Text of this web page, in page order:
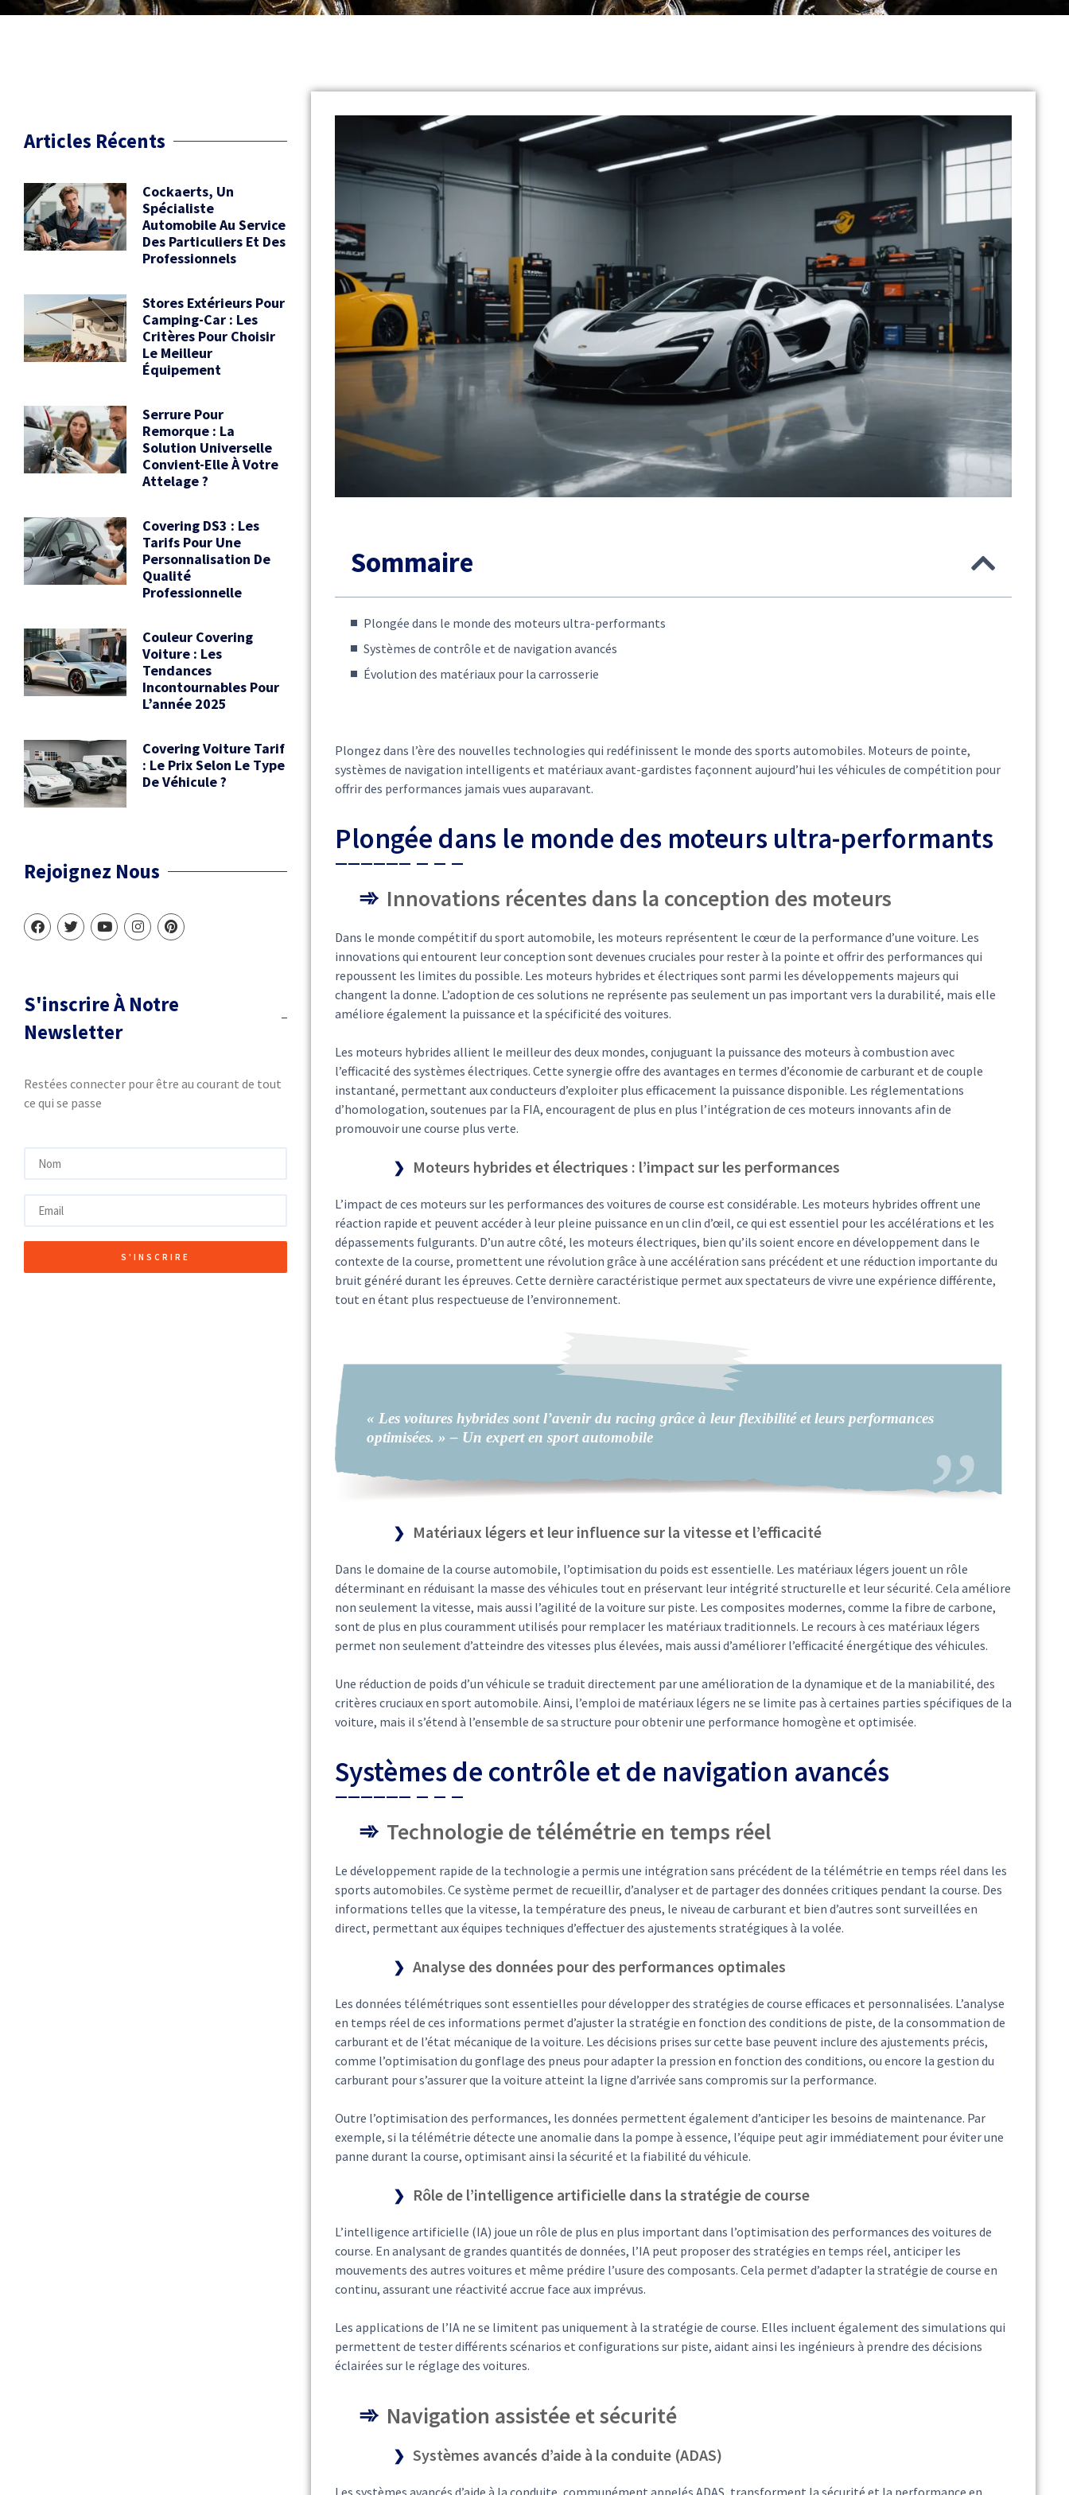
Articles Récents
Cockaerts, Un
Spécialiste
Automobile Au Service
Des Particuliers Et Des
Professionnels
Stores Extérieurs Pour
Camping-Car : Les
Critères Pour Choisir
Le Meilleur
Équipement
Serrure Pour
Remorque : La
Solution Universelle
Convient-Elle À Votre
Attelage ?
Covering DS3 : Les
Tarifs Pour Une
Personnalisation De
Qualité
Professionnelle
Couleur Covering
Voiture : Les
Tendances
Incontournables Pour
L’année 2025
Covering Voiture Tarif
: Le Prix Selon Le Type
De Véhicule ?
Rejoignez Nous
S'inscrire À Notre
Newsletter
Restées connecter pour être au courant de tout
ce qui se passe
S'INSCRIRE
Sommaire
Plongée dans le monde des moteurs ultra-performants
Systèmes de contrôle et de navigation avancés
Évolution des matériaux pour la carrosserie
Plongez dans l’ère des nouvelles technologies qui redéfinissent le monde des sports automobiles. Moteurs de pointe,
systèmes de navigation intelligents et matériaux avant-gardistes façonnent aujourd’hui les véhicules de compétition pour
offrir des performances jamais vues auparavant.
Plongée dans le monde des moteurs ultra-performants
Innovations récentes dans la conception des moteurs
Dans le monde compétitif du sport automobile, les moteurs représentent le cœur de la performance d’une voiture. Les
innovations qui entourent leur conception sont devenues cruciales pour rester à la pointe et offrir des performances qui
repoussent les limites du possible. Les moteurs hybrides et électriques sont parmi les développements majeurs qui
changent la donne. L’adoption de ces solutions ne représente pas seulement un pas important vers la durabilité, mais elle
améliore également la puissance et la spécificité des voitures.
Les moteurs hybrides allient le meilleur des deux mondes, conjuguant la puissance des moteurs à combustion avec
l’efficacité des systèmes électriques. Cette synergie offre des avantages en termes d’économie de carburant et de couple
instantané, permettant aux conducteurs d’exploiter plus efficacement la puissance disponible. Les réglementations
d’homologation, soutenues par la FIA, encouragent de plus en plus l’intégration de ces moteurs innovants afin de
promouvoir une course plus verte.
Moteurs hybrides et électriques : l’impact sur les performances
L’impact de ces moteurs sur les performances des voitures de course est considérable. Les moteurs hybrides offrent une
réaction rapide et peuvent accéder à leur pleine puissance en un clin d’œil, ce qui est essentiel pour les accélérations et les
dépassements fulgurants. D’un autre côté, les moteurs électriques, bien qu’ils soient encore en développement dans le
contexte de la course, promettent une révolution grâce à une accélération sans précédent et une réduction importante du
bruit généré durant les épreuves. Cette dernière caractéristique permet aux spectateurs de vivre une expérience différente,
tout en étant plus respectueuse de l’environnement.
« Les voitures hybrides sont l’avenir du racing grâce à leur flexibilité et leurs performances
optimisées. » – Un expert en sport automobile
Matériaux légers et leur influence sur la vitesse et l’efficacité
Dans le domaine de la course automobile, l’optimisation du poids est essentielle. Les matériaux légers jouent un rôle
déterminant en réduisant la masse des véhicules tout en préservant leur intégrité structurelle et leur sécurité. Cela améliore
non seulement la vitesse, mais aussi l’agilité de la voiture sur piste. Les composites modernes, comme la fibre de carbone,
sont de plus en plus couramment utilisés pour remplacer les matériaux traditionnels. Le recours à ces matériaux légers
permet non seulement d’atteindre des vitesses plus élevées, mais aussi d’améliorer l’efficacité énergétique des véhicules.
Une réduction de poids d’un véhicule se traduit directement par une amélioration de la dynamique et de la maniabilité, des
critères cruciaux en sport automobile. Ainsi, l’emploi de matériaux légers ne se limite pas à certaines parties spécifiques de la
voiture, mais il s’étend à l’ensemble de sa structure pour obtenir une performance homogène et optimisée.
Systèmes de contrôle et de navigation avancés
Technologie de télémétrie en temps réel
Le développement rapide de la technologie a permis une intégration sans précédent de la télémétrie en temps réel dans les
sports automobiles. Ce système permet de recueillir, d’analyser et de partager des données critiques pendant la course. Des
informations telles que la vitesse, la température des pneus, le niveau de carburant et bien d’autres sont surveillées en
direct, permettant aux équipes techniques d’effectuer des ajustements stratégiques à la volée.
Analyse des données pour des performances optimales
Les données télémétriques sont essentielles pour développer des stratégies de course efficaces et personnalisées. L’analyse
en temps réel de ces informations permet d’ajuster la stratégie en fonction des conditions de piste, de la consommation de
carburant et de l’état mécanique de la voiture. Les décisions prises sur cette base peuvent inclure des ajustements précis,
comme l’optimisation du gonflage des pneus pour adapter la pression en fonction des conditions, ou encore la gestion du
carburant pour s’assurer que la voiture atteint la ligne d’arrivée sans compromis sur la performance.
Outre l’optimisation des performances, les données permettent également d’anticiper les besoins de maintenance. Par
exemple, si la télémétrie détecte une anomalie dans la pompe à essence, l’équipe peut agir immédiatement pour éviter une
panne durant la course, optimisant ainsi la sécurité et la fiabilité du véhicule.
Rôle de l’intelligence artificielle dans la stratégie de course
L’intelligence artificielle (IA) joue un rôle de plus en plus important dans l’optimisation des performances des voitures de
course. En analysant de grandes quantités de données, l’IA peut proposer des stratégies en temps réel, anticiper les
mouvements des autres voitures et même prédire l’usure des composants. Cela permet d’adapter la stratégie de course en
continu, assurant une réactivité accrue face aux imprévus.
Les applications de l’IA ne se limitent pas uniquement à la stratégie de course. Elles incluent également des simulations qui
permettent de tester différents scénarios et configurations sur piste, aidant ainsi les ingénieurs à prendre des décisions
éclairées sur le réglage des voitures.
Navigation assistée et sécurité
Systèmes avancés d’aide à la conduite (ADAS)
Les systèmes avancés d’aide à la conduite, communément appelés ADAS, transforment la sécurité et la performance en